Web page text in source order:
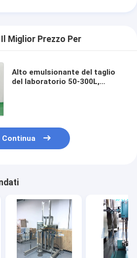
Miglior Prezzo Per
Alto emulsionante del taglio
del laboratorio 50-300L,
Continua